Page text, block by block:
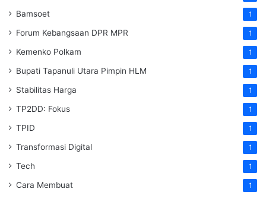
Bamsoet 1
Forum Kebangsaan DPR MPR 1
Kemenko Polkam 1
‎Bupati Tapanuli Utara Pimpin HLM 1
Stabilitas Harga 1
TP2DD: Fokus 1
TPID 1
Transformasi Digital 1
Tech 1
Cara Membuat 1